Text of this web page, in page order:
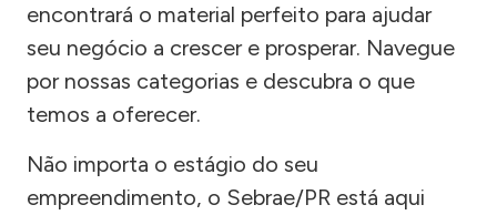
encontrará o material perfeito para ajudar
seu negócio a crescer e prosperar. Navegue
por nossas categorias e descubra o que
temos a oferecer.
Não importa o estágio do seu
empreendimento, o Sebrae/PR está aqui